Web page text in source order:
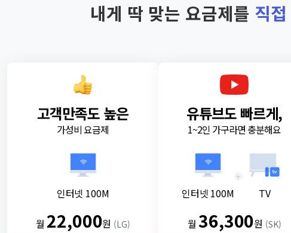
내게 딱 맞는 요금제를 직
고객만족도 높은
가성비 요금제
인터넷 100M
월 22,000원 (LG)
유튜브도 빠르게,
1~2인 가구라면 충분해요
인터넷 100M
+
TV
월36,300원 (SK)